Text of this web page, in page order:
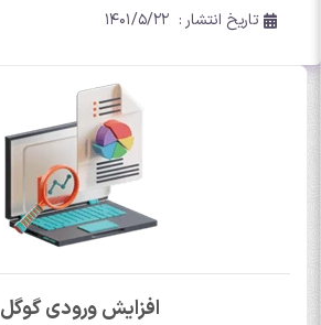
تاریخ انتشار : ۱۴۰۱/۵/۲۲
افزایش ورودی گوگل